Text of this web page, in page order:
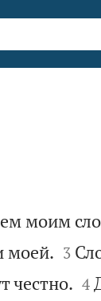
моим
моей.
3
честно.
4